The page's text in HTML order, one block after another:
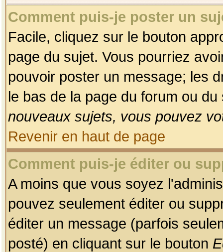
Comment puis-je poster un
Facile, cliquez sur le bouton
page du sujet. Vous pourriez
pouvoir poster un message; les
le bas de la page du forum ou
nouveaux sujets, vous pouvez
Revenir en haut de page
Comment puis-je éditer ou
A moins que vous soyez
pouvez seulement éditer ou
éditer un message (parfois
posté) en cliquant sur le bouton